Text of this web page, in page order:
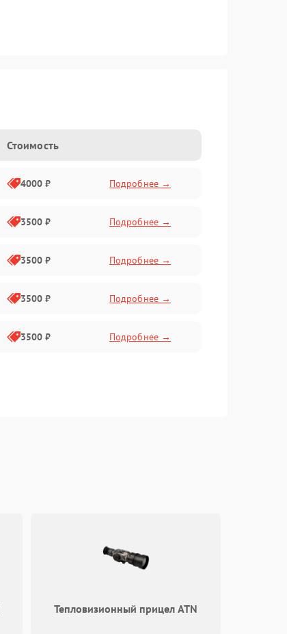
Стоимость
4000 ₽ Подробнее →
3500 ₽ Подробнее →
3500 ₽ Подробнее →
3500 ₽ Подробнее →
3500 ₽ Подробнее →
Тепловизионный прицел ATN